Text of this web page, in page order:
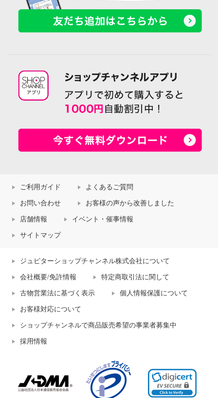
ご利用ガイド よくあるご質問
お問い合わせ お客様の声から改善しました
店舗情報 イベント・催事情報
サイトマップ
ジュピターショップチャンネル株式会社について
会社概要/免許情報 特定商取引法に関して
古物営業法に基づく表示 個人情報保護について
お客様対応について
ショップチャンネルで商品販売希望の事業者募集中
採用情報